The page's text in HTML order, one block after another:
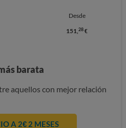
Desde
151,28 €
barata
aquellos con mejor relación
A 2€ 2 MESES